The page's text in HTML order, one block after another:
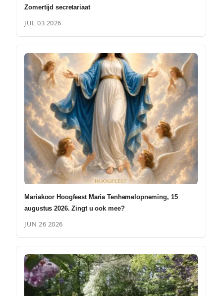
Zomertijd secretariaat
JUL 03 2026
Mariakoor Hoogfeest Maria Tenhemelopneming, 15
augustus 2026. Zingt u ook mee?
JUN 26 2026